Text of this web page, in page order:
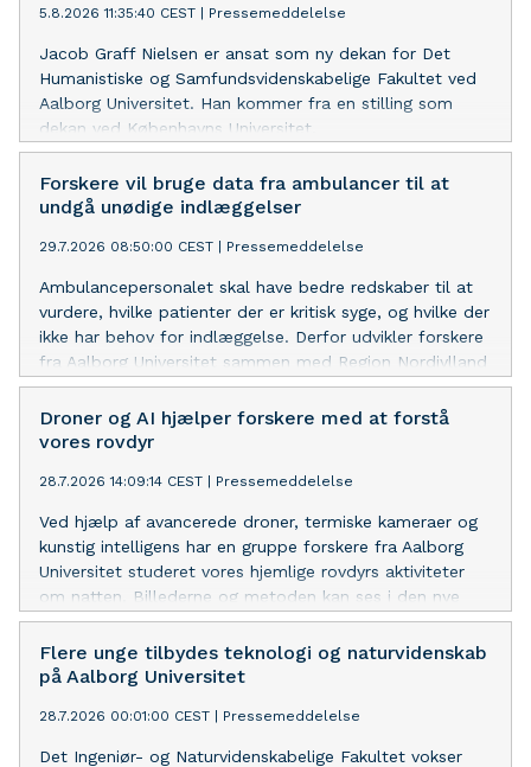
5.8.2026 11:35:40 CEST Pressemeddelelse
Jacob Graff Nielsen er ansat som ny dekan for Det
Humanistiske og Samfundsvidenskabelige Fakultet ved
Aalborg Universitet. Han kommer fra en stilling som
dekan ved Københavns Universitet.
Forskere vil bruge data fra ambulancer til at
undgå unødige indlæggelser
29.7.2026 08:50:00 CEST Pressemeddelelse
Ambulancepersonalet skal have bedre redskaber til at
vurdere, hvilke patienter der er kritisk syge, og hvilke der
ikke har behov for indlæggelse. Derfor udvikler forskere
fra Aalborg Universitet sammen med Region Nordjylland
og Treat Systems ApS et system, der løbende vurderer
patientens tilstand i ambulancen.
Droner og AI hjælper forskere med at forstå
vores rovdyr
28.7.2026 14:09:14 CEST Pressemeddelelse
Ved hjælp af avancerede droner, termiske kameraer og
kunstig intelligens har en gruppe forskere fra Aalborg
Universitet studeret vores hjemlige rovdyrs aktiviteter
om natten. Billederne og metoden kan ses i den nye
naturserie på Danmarks Radio, Dyrenes Danmark.
Metoden giver ekstraordinær ny viden om vores vilde
dyreliv om natten.
Flere unge tilbydes teknologi og naturvidenskab
på Aalborg Universitet
28.7.2026 00:01:00 CEST Pressemeddelelse
Det Ingeniør- og Naturvidenskabelige Fakultet vokser